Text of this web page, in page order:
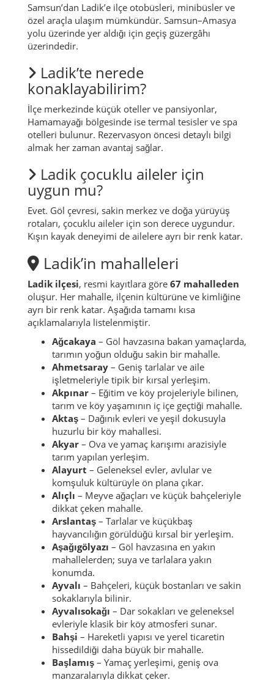
Samsun’dan Ladik’e ilçe otobüsleri, minibüsler ve
özel araçla ulaşım mümkündür. Samsun–Amasya
yolu üzerinde yer aldığı için geçiş güzergâhı
üzerindedir.
Ladik’te nerede
konaklayabilirim?
İlçe merkezinde küçük oteller ve pansiyonlar,
Hamamayağı bölgesinde ise termal tesisler ve spa
otelleri bulunur. Rezervasyon öncesi detaylı bilgi
almak her zaman avantaj sağlar.
Ladik çocuklu aileler için
uygun mu?
Evet. Göl çevresi, sakin merkez ve doğa yürüyüş
rotaları, çocuklu aileler için son derece uygundur.
Kışın kayak deneyimi de ailelere ayrı bir renk katar.
Ladik’in mahalleleri
Ladik ilçesi, resmi kayıtlara göre 67 mahalleden
oluşur. Her mahalle, ilçenin kültürüne ve kimliğine
ayrı bir renk katar. Aşağıda tamamı kısa
açıklamalarıyla listelenmiştir.
Ağcakaya – Göl havzasına bakan yamaçlarda,
tarımın yoğun olduğu sakin bir mahalle.
Ahmetsaray – Geniş tarlalar ve aile
işletmeleriyle tipik bir kırsal yerleşim.
Akpınar – Eğitim ve köy projeleriyle bilinen,
tarım ve köy yaşamının iç içe geçtiği mahalle.
Aktaş – Dağınık evleri ve yeşil dokusuyla
huzurlu bir köy mahallesi.
Akyar – Ova ve yamaç karışımı arazisiyle
tarım yapılan yerleşim.
Alayurt – Geleneksel evler, avlular ve
komşuluk kültürüyle ön plana çıkar.
Alıçlı – Meyve ağaçları ve küçük bahçeleriyle
dikkat çeken mahalle.
Arslantaş – Tarlalar ve küçükbaş
hayvancılığın görüldüğü kırsal bir yerleşim.
Aşağıgölyazı – Göl havzasına en yakın
mahallelerden; suya ve tarlalara yakın
konumda.
Ayvalı – Bahçeleri, küçük bostanları ve sakin
sokaklarıyla bilinir.
Ayvalısokağı – Dar sokakları ve geleneksel
evleriyle klasik bir köy atmosferi sunar.
Bahşi – Hareketli yapısı ve yerel ticaretin
hissedildiği daha büyük bir mahalle.
Başlamış – Yamaç yerleşimi, geniş ova
manzaralarıyla dikkat çeker.